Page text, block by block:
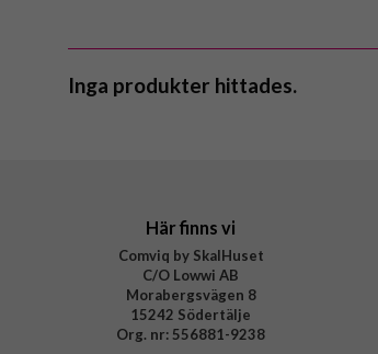
Inga produkter hittades.
Här finns vi
Comviq by SkalHuset
C/O Lowwi AB
Morabergsvägen 8
15242 Södertälje
Org. nr: 556881-9238